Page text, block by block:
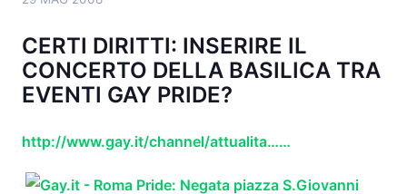
CERTI DIRITTI: INSERIRE IL
CONCERTO DELLA BASILICA TRA
EVENTI GAY PRIDE?
http://www.gay.it/channel/attualita……